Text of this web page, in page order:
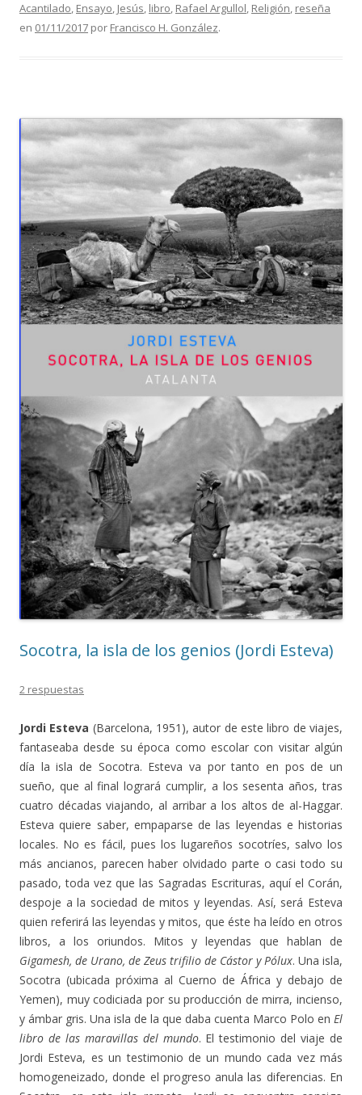
Acantilado, Ensayo, Jesús, libro, Rafael Argullol, Religión, reseña
en 01/11/2017 por Francisco H. González.
Socotra, la isla de los genios (Jordi Esteva)
2 respuestas
Jordi Esteva (Barcelona, 1951), autor de este libro de viajes,
fantaseaba desde su época como escolar con visitar algún
día la isla de Socotra. Esteva va por tanto en pos de un
sueño, que al final logrará cumplir, a los sesenta años, tras
cuatro décadas viajando, al arribar a los altos de al-Haggar.
Esteva quiere saber, empaparse de las leyendas e historias
locales. No es fácil, pues los lugareños socotríes, salvo los
más ancianos, parecen haber olvidado parte o casi todo su
pasado, toda vez que las Sagradas Escrituras, aquí el Corán,
despoje a la sociedad de mitos y leyendas. Así, será Esteva
quien referirá las leyendas y mitos, que éste ha leído en otros
libros, a los oriundos. Mitos y leyendas que hablan de
Gigamesh, de Urano, de Zeus trifilio de Cástor y Pólux. Una isla,
Socotra (ubicada próxima al Cuerno de África y debajo de
Yemen), muy codiciada por su producción de mirra, incienso,
y ámbar gris. Una isla de la que daba cuenta Marco Polo en El
libro de las maravillas del mundo. El testimonio del viaje de
Jordi Esteva, es un testimonio de un mundo cada vez más
homogeneizado, donde el progreso anula las diferencias. En